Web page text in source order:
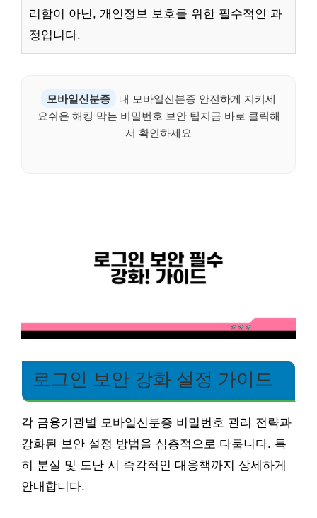
리함이 아닌, 개인정보 보호를 위한 필수적인 과
정입니다.
모바일신분증
내 모바일신분증 안전하게 지키세
요쉬운 해킹 막는 비밀번호 보안 팁지금 바로 클릭해
서 확인하세요
로그인 보안 강화 설정 가이드
각 금융기관별 모바일신분증 비밀번호 관리 전략과
강화된 보안 설정 방법을 심층적으로 다룹니다. 특
히 분실 및 도난 시 즉각적인 대응책까지 상세하게
안내합니다.